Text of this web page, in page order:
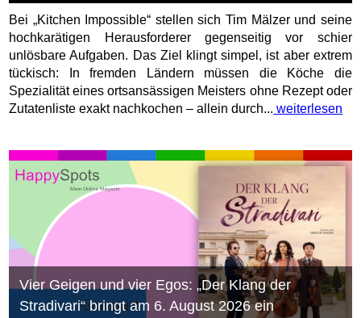
Bei „Kitchen Impossible“ stellen sich Tim Mälzer und seine
hochkarätigen Herausforderer gegenseitig vor schier
unlösbare Aufgaben. Das Ziel klingt simpel, ist aber extrem
tückisch: In fremden Ländern müssen die Köche die
Spezialität eines ortsansässigen Meisters ohne Rezept oder
Zutatenliste exakt nachkochen – allein durch... weiterlesen
Vier Geigen und vier Egos: „Der Klang der
Stradivari“ bringt am 6. August 2026 ein